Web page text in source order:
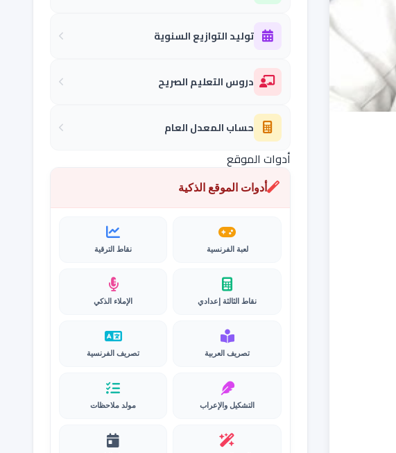
توليد التوازيع السنوية
دروس التعليم الصريح
حساب المعدل العام
أدوات الموقع
أدوات الموقع الذكية
لعبة الفرنسية نقاط الترقية
نقاط الثالثة إعدادي الإملاء الذكي
تصريف العربية تصريف الفرنسية
التشكيل والإعراب مولد ملاحظات